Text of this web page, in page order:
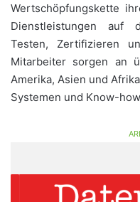
Wertschöpfungskette
Dienstleistungen auf
Testen, Zertifizieren
Mitarbeiter sorgen an
Amerika, Asien und
Systemen und Know-